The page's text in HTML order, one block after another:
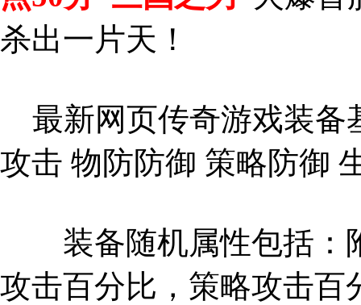
杀出一片天！
最新网页传奇游戏装备
攻击 物防防御 策略防御
装备随机属性包括：
攻击百分比，策略攻击百